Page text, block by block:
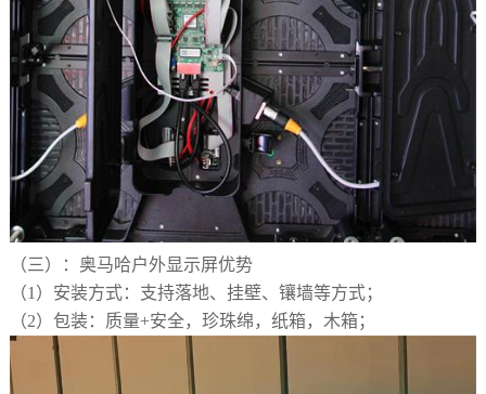
（三）
：奥马哈户外显示屏优势
（1） 安装方式：支持落地、挂壁、镶墙等方式；
（2） 包装：质量+安全，珍珠绵，纸箱，木箱；